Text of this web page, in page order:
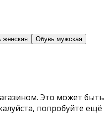
женская
Обувь мужская
Это может быть
попробуйте ещё